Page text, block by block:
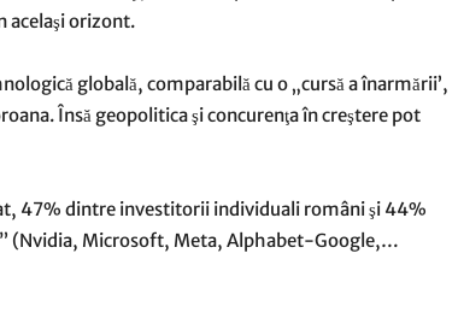
acelaşi orizont.
globală, comparabilă cu o „cursă a înarmării’,
Însă geopolitica şi concurenţa în creştere pot
47% dintre investitorii individuali români şi 44%
(Nvidia, Microsoft, Meta, Alphabet-Google,…